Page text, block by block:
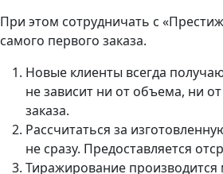
При этом сотрудничать с
самого первого заказа.
Новые клиенты всегда
не зависит ни от объема, ни
заказа.
Рассчитаться за
не сразу. Предоставляется
Тиражирование